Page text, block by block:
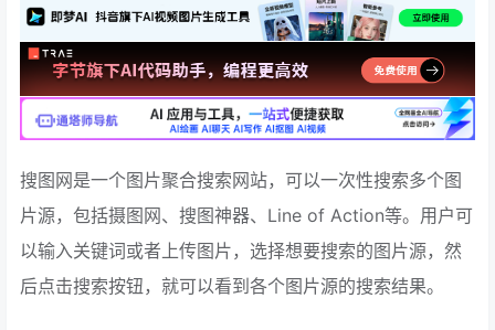
搜图网是一个图片聚合搜索网站，可以一次性搜索多个图
片源，包括摄图网、搜图神器、Line of Action等。用户可
以输入关键词或者上传图片，选择想要搜索的图片源，然
后点击搜索按钮，就可以看到各个图片源的搜索结果。